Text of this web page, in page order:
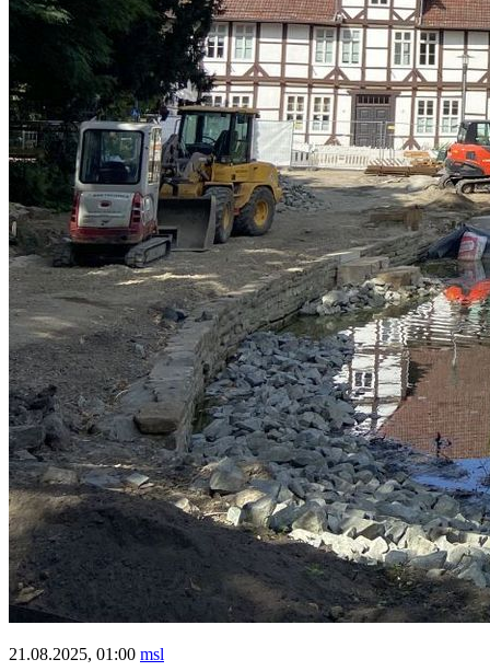
21.08.2025, 01:00 msl